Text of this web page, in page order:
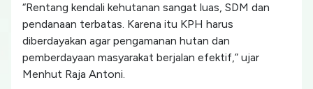
“Rentang kendali kehutanan sangat luas, SDM dan
pendanaan terbatas. Karena itu KPH harus
diberdayakan agar pengamanan hutan dan
pemberdayaan masyarakat berjalan efektif,” ujar
Menhut Raja Antoni.